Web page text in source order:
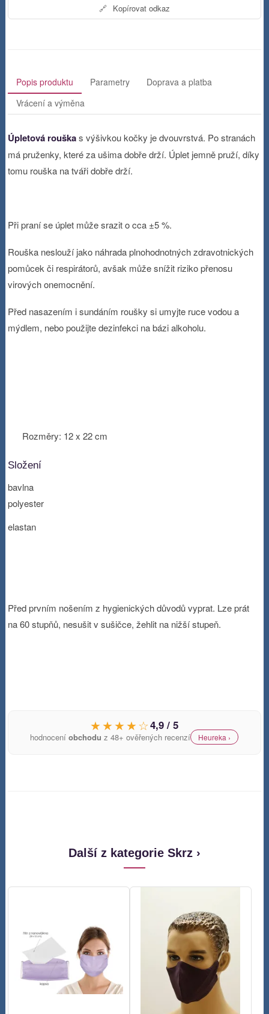
🔗 Kopírovat odkaz
Popis produktu Parametry
Doprava a platba
Vrácení a výměna
Úpletová rouškas výšivkou kočky je dvouvrstvá. Po stranách
má pruženky, které za ušima dobře drží. Úplet jemně pruží, díky
tomu rouška na tváři dobře drží.
Při praní se úplet může srazit o cca ±5 %.
Rouška neslouží jako náhrada plnohodnotných zdravotnických
pomůcek či respirátorů, avšak může snížit riziko přenosu
virových onemocnění.
Před nasazením i sundáním roušky si umyjte ruce vodou a
mýdlem, nebo použijte dezinfekci na bázi alkoholu.
Rozměry: 12 x 22 cm
Složení
bavlna
polyester
elastan
Před prvním nošením z hygienických důvodů vyprat. Lze prát
na 60 stupňů, nesušit v sušičce, žehlit na nižší stupeň.
★★★★☆4,9 / 5
hodnoceníobchodu z 48+ ověřených recenzí Heureka ›
Další z kategorie Skrz ›